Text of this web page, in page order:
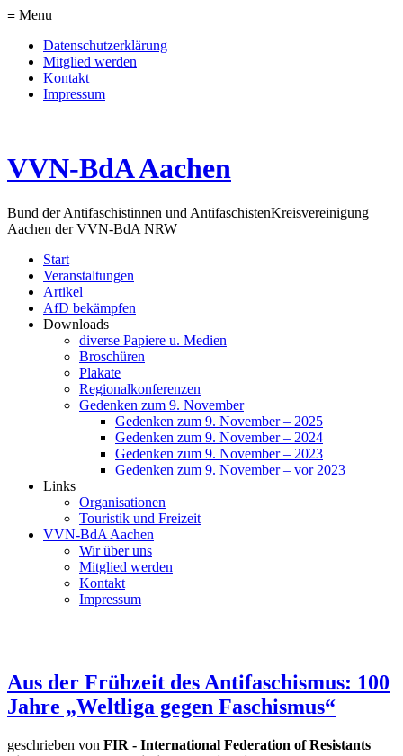
≡ Menu
Datenschutzerklärung
Mitglied werden
Kontakt
Impressum
VVN-BdA Aachen
Bund der Antifaschistinnen und AntifaschistenKreisvereinigung
Aachen der VVN-BdA NRW
Start
Veranstaltungen
Artikel
AfD bekämpfen
Downloads
diverse Papiere u. Medien
Broschüren
Plakate
Regionalkonferenzen
Gedenken zum 9. November
Gedenken zum 9. November – 2025
Gedenken zum 9. November – 2024
Gedenken zum 9. November – 2023
Gedenken zum 9. November – vor 2023
Links
Organisationen
Touristik und Freizeit
VVN-BdA Aachen
Wir über uns
Mitglied werden
Kontakt
Impressum
Aus der Frühzeit des Antifaschismus: 100
Jahre „Weltliga gegen Faschismus“
geschrieben von FIR - International Federation of Resistants